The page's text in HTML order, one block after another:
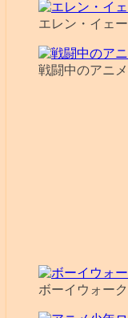
エレン・イェ
戦闘中のアニ
ボーイウォーク